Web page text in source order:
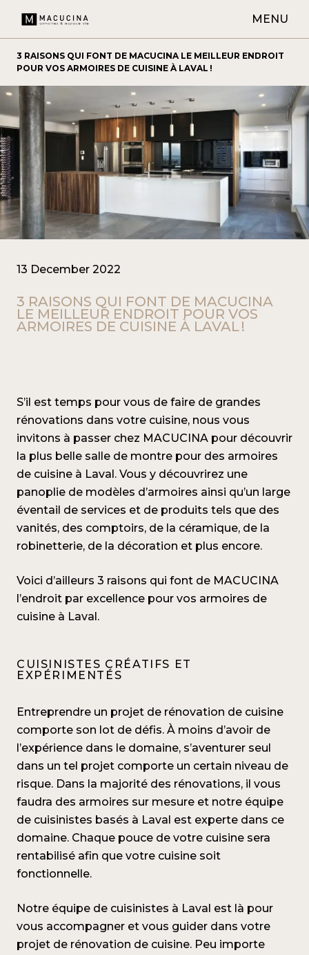
MENU
3 RAISONS QUI FONT DE MACUCINA LE MEILLEUR ENDROIT
POUR VOS ARMOIRES DE CUISINE À LAVAL !
13 December 2022
3 RAISONS QUI FONT DE MACUCINA
LE MEILLEUR ENDROIT POUR VOS
ARMOIRES DE CUISINE À LAVAL !
S’il est temps pour vous de faire de grandes
rénovations dans votre cuisine, nous vous
invitons à passer chez MACUCINA pour découvrir
la plus belle salle de montre pour des armoires
de cuisine à Laval. Vous y découvrirez une
panoplie de modèles d’armoires ainsi qu’un large
éventail de services et de produits tels que des
vanités, des comptoirs, de la céramique, de la
robinetterie, de la décoration et plus encore.
Voici d’ailleurs 3 raisons qui font de MACUCINA
l’endroit par excellence pour vos armoires de
cuisine à Laval.
CUISINISTES CRÉATIFS ET
EXPÉRIMENTÉS
Entreprendre un projet de rénovation de cuisine
comporte son lot de défis. À moins d’avoir de
l’expérience dans le domaine, s’aventurer seul
dans un tel projet comporte un certain niveau de
risque. Dans la majorité des rénovations, il vous
faudra des armoires sur mesure et notre équipe
de cuisinistes basés à Laval est experte dans ce
domaine. Chaque pouce de votre cuisine sera
rentabilisé afin que votre cuisine soit
fonctionnelle.
Notre équipe de cuisinistes à Laval est là pour
vous accompagner et vous guider dans votre
projet de rénovation de cuisine. Peu importe